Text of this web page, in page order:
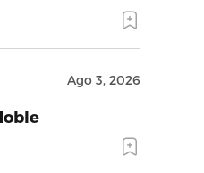
Ago 3, 2026